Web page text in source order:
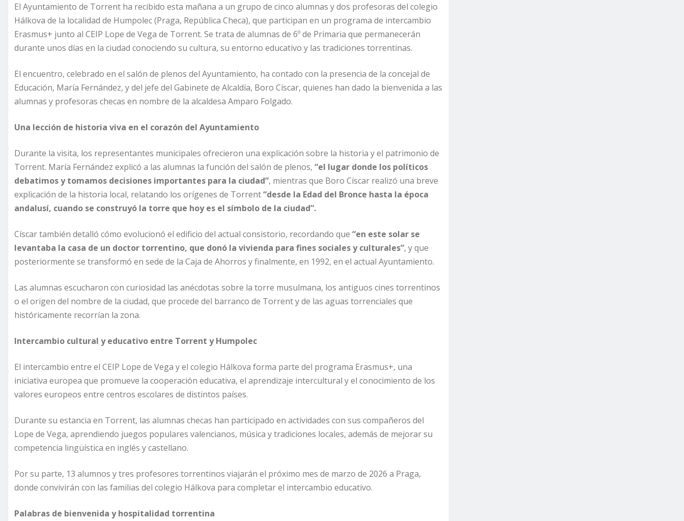
El Ayuntamiento de Torrent ha recibido esta mañana a un grupo de cinco alumnas y dos profesoras del colegio
Hálkova de la localidad de Humpolec (Praga, República Checa), que participan en un programa de intercambio
Erasmus+ junto al CEIP Lope de Vega de Torrent. Se trata de alumnas de 6º de Primaria que permanecerán
durante unos días en la ciudad conociendo su cultura, su entorno educativo y las tradiciones torrentinas.
El encuentro, celebrado en el salón de plenos del Ayuntamiento, ha contado con la presencia de la concejal de
Educación, María Fernández, y del jefe del Gabinete de Alcaldía, Boro Císcar, quienes han dado la bienvenida a las
alumnas y profesoras checas en nombre de la alcaldesa Amparo Folgado.
Una lección de historia viva en el corazón del Ayuntamiento
Durante la visita, los representantes municipales ofrecieron una explicación sobre la historia y el patrimonio de
Torrent. María Fernández explicó a las alumnas la función del salón de plenos, “el lugar donde los políticos
debatimos y tomamos decisiones importantes para la ciudad”, mientras que Boro Císcar realizó una breve
explicación de la historia local, relatando los orígenes de Torrent“desde la Edad del Bronce hasta la época
andalusí, cuando se construyó la torre que hoy es el símbolo de la ciudad”.
Císcar también detalló cómo evolucionó el edificio del actual consistorio, recordando que “en este solar se
levantaba la casa de un doctor torrentino, que donó la vivienda para fines sociales y culturales”, y que
posteriormente se transformó en sede de la Caja de Ahorros y finalmente, en 1992, en el actual Ayuntamiento.
Las alumnas escucharon con curiosidad las anécdotas sobre la torre musulmana, los antiguos cines torrentinos
o el origen del nombre de la ciudad, que procede del barranco de Torrent y de las aguas torrenciales que
históricamente recorrían la zona.
Intercambio cultural y educativo entre Torrent y Humpolec
El intercambio entre el CEIP Lope de Vega y el colegio Hálkova forma parte del programa Erasmus+, una
iniciativa europea que promueve la cooperación educativa, el aprendizaje intercultural y el conocimiento de los
valores europeos entre centros escolares de distintos países.
Durante su estancia en Torrent, las alumnas checas han participado en actividades con sus compañeros del
Lope de Vega, aprendiendo juegos populares valencianos, música y tradiciones locales, además de mejorar su
competencia lingüística en inglés y castellano.
Por su parte, 13 alumnos y tres profesores torrentinos viajarán el próximo mes de marzo de 2026 a Praga,
donde convivirán con las familias del colegio Hálkova para completar el intercambio educativo.
Palabras de bienvenida y hospitalidad torrentina